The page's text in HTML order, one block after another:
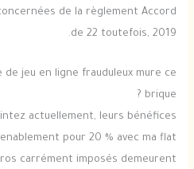
de la règlement Accord
de 22 toutefois, 2019.
de jeu en ligne frauduleux mure ce
brique ?
actuellement, leurs bénéfices
pour 20 % avec ma flat
carrément imposés demeurent